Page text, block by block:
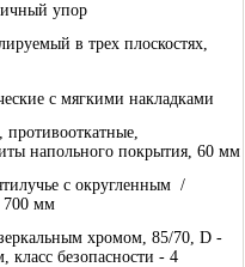
упор
в трех плоскостях,
с мягкими накладками
напольного покрытия, 60 мм
с округленным /
700 мм
хромом, 85/70, D -
безопасности - 4